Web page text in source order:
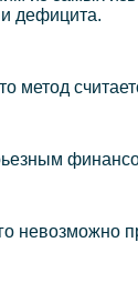
дефицита.
метод
невозможно